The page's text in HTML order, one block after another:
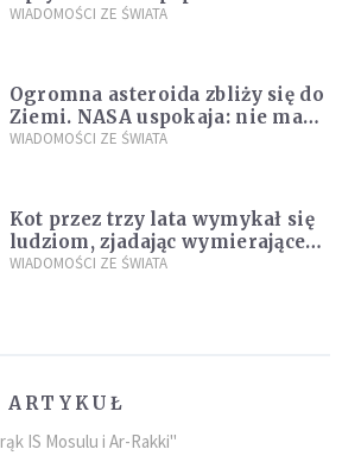
zdanie
WIADOMOŚCI ZE ŚWIATA
Ogromna asteroida zbliży się do
Ziemi. NASA uspokaja: nie ma
zagrożenia
WIADOMOŚCI ZE ŚWIATA
Kot przez trzy lata wymykał się
ludziom, zjadając wymierające
kaczki. W końcu popełnił
WIADOMOŚCI ZE ŚWIATA
ARTYKUŁ
IS Mosulu i Ar-Rakki"